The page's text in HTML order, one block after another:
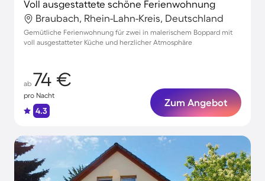
Voll ausgestattete schöne Ferienwohnung
Braubach, Rhein-Lahn-Kreis, Deutschland
Gemütliche Ferienwohnung für zwei in malerischem Boppard mit
voll ausgestatteter Küche und herzlicher Atmosphäre
ab 74 €
pro Nacht
4.3
Zum Angebot